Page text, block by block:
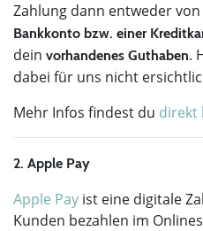
Zahlung dann entweder
Bankkonto bzw. einer
dein vorhandenes Guthaben.
dabei für uns nicht
Mehr Infos findest du direkt
2. Apple Pay
Apple Pay ist eine digitale
Kunden bezahlen im